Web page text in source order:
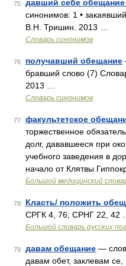
75 давший себе обещание
синонимов: 1 •
В.Н. Тришин. 2013 …
Словарь синонимов
76 получавший обещание
бравший слово (7)
2013 …
Словарь синонимов
77 факультетское
торжественное
долг, дававшееся при
учебного заведения в
начало от Клятвы
Большой медицинский
78 Класть/ положить
СРГК 4, 76; СРНГ 22, 42 …
Большой словарь русских
79 давам обещание —
давам обет, заклевам